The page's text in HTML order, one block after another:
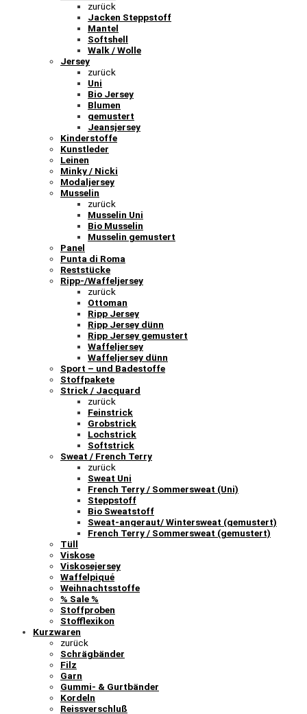
zurück
Jacken Steppstoff
Mantel
Softshell
Walk / Wolle
Jersey
zurück
Uni
Bio Jersey
Blumen
gemustert
Jeansjersey
Kinderstoffe
Kunstleder
Leinen
Minky / Nicki
Modaljersey
Musselin
zurück
Musselin Uni
Bio Musselin
Musselin gemustert
Panel
Punta di Roma
Reststücke
Ripp-/Waffeljersey
zurück
Ottoman
Ripp Jersey
Ripp Jersey dünn
Ripp Jersey gemustert
Waffeljersey
Waffeljersey dünn
Sport – und Badestoffe
Stoffpakete
Strick / Jacquard
zurück
Feinstrick
Grobstrick
Lochstrick
Softstrick
Sweat / French Terry
zurück
Sweat Uni
French Terry / Sommersweat (Uni)
Steppstoff
Bio Sweatstoff
Sweat-angeraut/ Wintersweat (gemustert)
French Terry / Sommersweat (gemustert)
Tüll
Viskose
Viskosejersey
Waffelpiqué
Weihnachtsstoffe
% Sale %
Stoffproben
Stofflexikon
Kurzwaren
zurück
Schrägbänder
Filz
Garn
Gummi- & Gurtbänder
Kordeln
Reissverschluß